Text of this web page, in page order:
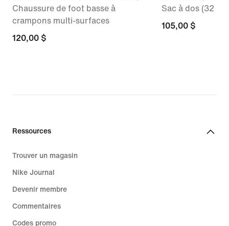
Chaussure de foot basse à
crampons multi-surfaces
120,00 $
120,00 $
Sac à dos (32 L)
105,00 $
105,00 $
Ressources
Trouver un magasin
Nike Journal
Devenir membre
Commentaires
Codes promo